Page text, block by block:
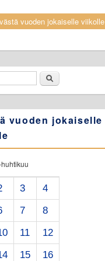
vuoden jokaiselle viikolle
Etsi
vuoden jokaiselle
3
4
7
8
11
12
15 16